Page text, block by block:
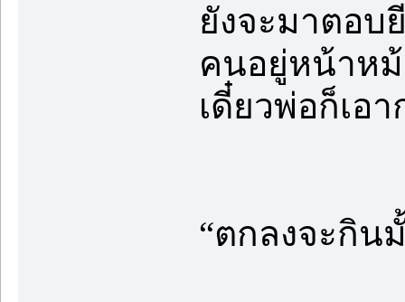
ยังจะมาตอ
คนอยู่หน้าหม้
เดี๋ยวพ่อก็เอ
“ตกลงจะกิน